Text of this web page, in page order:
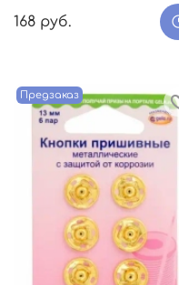
168 руб.
Предзаказ